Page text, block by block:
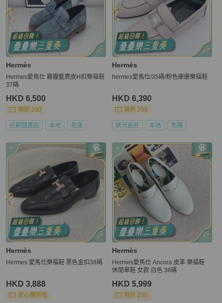
Hermès
Hermes愛馬仕 霧霾藍麂皮H扣樂福鞋
37碼
HKD 6,500
現折 200
近新閒置品 本地 免運
Hermès
hermes愛馬仕/35碼/粉色康康樂福鞋
HKD 6,390
現折 200
狀況良好 本地 免運
Hermès
Hermes 愛馬仕樂福鞋 黑色金扣38碼
HKD 3,888
安心購折抵
Hermès
Hermes愛馬仕 Ancora 皮革 樂福鞋
休閒單鞋 女款 白色 36碼
HKD 5,999
現折 200